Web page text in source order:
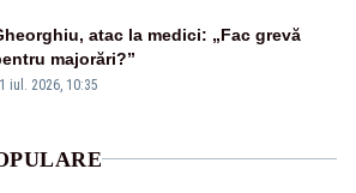
atac la medici: „Fac grevă
majorări?”
iul. 2026, 10:35